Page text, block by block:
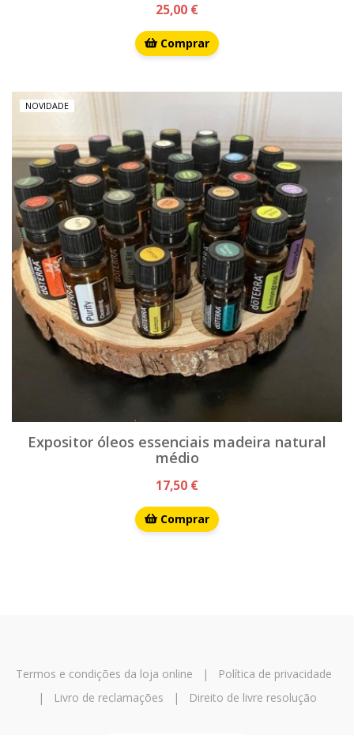
25,00 €
Comprar
NOVIDADE
Expositor óleos essenciais madeira natural
médio
17,50 €
Comprar
Termos e condições da loja online |
Política de privacidade
|
Livro de reclamações | Direito de livre resolução